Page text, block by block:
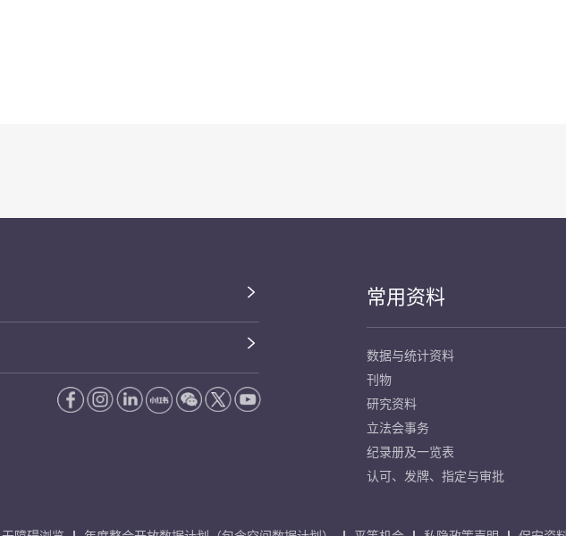
常用资料
数据与统计资料
刊物
研究资料
立法会事务
纪录册及一览表
认可、发牌、指定与审批